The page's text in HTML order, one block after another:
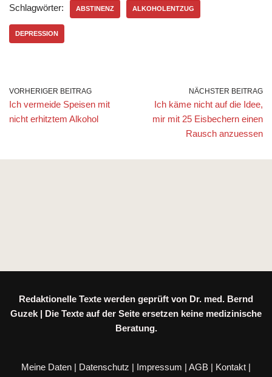
Schlagwörter: ABSTINENZ ALKOHOLENTZUG
DEPRESSION
VORHERIGER BEITRAG
Ich vermeide Speisen mit
nicht erhitztem Alkohol
NÄCHSTER BEITRAG
Ich käme nicht auf die Idee,
mir mit 25 Eisbechern einen
Rausch anzuessen
Redaktionelle Texte werden geprüft von Dr. med. Bernd
Guzek | Die Texte auf der Seite ersetzen keine medizinische
Beratung.
Meine Daten | Datenschutz | Impressum | AGB | Kontakt |